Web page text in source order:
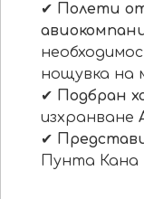
✔ Полети
нощувка на
✔ Подбран
изхранване
✔
Пунта Кана